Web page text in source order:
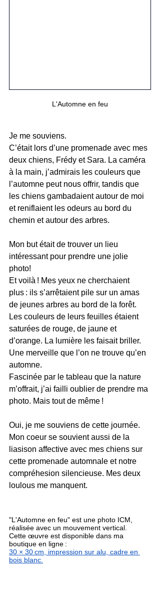
L'Automne en feu
Je me souviens.
C’était lors d’une promenade avec mes
deux chiens, Frédy et Sara. La caméra
à la main, j’admirais les couleurs que
l’automne peut nous offrir, tandis que
les chiens gambadaient autour de moi
et reniflaient les odeurs au bord du
chemin et autour des arbres.
Mon but était de trouver un lieu
intéressant pour prendre une jolie
photo!
Et voilà ! Mes yeux ne cherchaient
plus : ils s’arrêtaient pile sur un amas
de jeunes arbres au bord de la forêt.
Les couleurs de leurs feuilles étaient
saturées de rouge, de jaune et
d’orange. La lumière les faisait briller.
Une merveille que l’on ne trouve qu’en
automne.
Fascinée par le tableau que la nature
m’offrait, j’ai failli oublier de prendre ma
photo. Mais tout de même !
Oui, je me souviens de cette journée.
Mon coeur se souvient aussi de la
liasison affective avec mes chiens sur
cette promenade automnale et notre
compréhesion silencieuse. Mes deux
loulous me manquent.
"L'Automne en feu" est une photo ICM,
réalisée avec un mouvement vertical.
Cette œuvre est disponible dans ma
boutique en ligne :
30 × 30 cm, impression sur alu, cadre en
bois blanc.